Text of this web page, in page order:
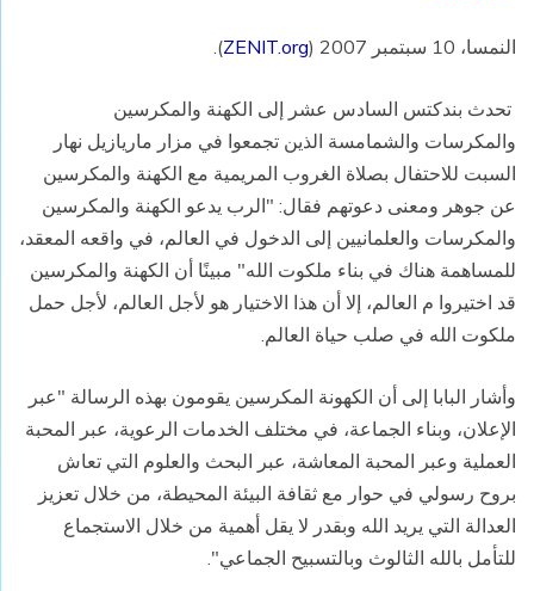
النمسا، 10 سبتمبر 2007 ( ZENIT.org
).
تحدث بندكتس السادس عشر إلى الكهنة والمكرسين
والمكرسات والشمامسة الذين تجمعوا في مزار ماريازيل نهار
السبت للاحتفال بصلاة الغروب المريمية مع الكهنة والمكرسين
عن جوهر ومعنى دعوتهم فقال: "الرب يدعو الكهنة والمكرسين
والمكرسات والعلمانيين إلى الدخول في العالم، في واقعه المعقد،
للمساهمة هناك في بناء ملكوت الله" مبينًا أن الكهنة والمكرسين
قد اختيروا م العالم، إلا أن هذا الاختيار هو لأجل العالم، لأجل حمل
ملكوت الله في صلب حياة العالم.
وأشار البابا إلى أن الكهونة المكرسين يقومون بهذه الرسالة "عبر
الإعلان، وبناء الجماعة، في مختلف الخدمات الرعوية، عبر المحبة
العملية وعبر المحبة المعاشة، عبر البحث والعلوم التي تعاش
بروح رسولي في حوار مع ثقافة البيئة المحيطة، من خلال تعزيز
العدالة التي يريد الله وبقدر لا يقل أهمية من خلال الاستجماع
للتأمل بالله الثالوث وبالتسبيح الجماعي".